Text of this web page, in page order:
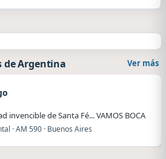
de Argentina Ver más
invencible de Santa Fé... VAMOS BOCA
· AM 590 · Buenos Aires